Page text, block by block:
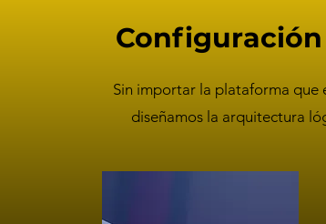
Sin importar la plataforma que
diseñamos la arquitectura